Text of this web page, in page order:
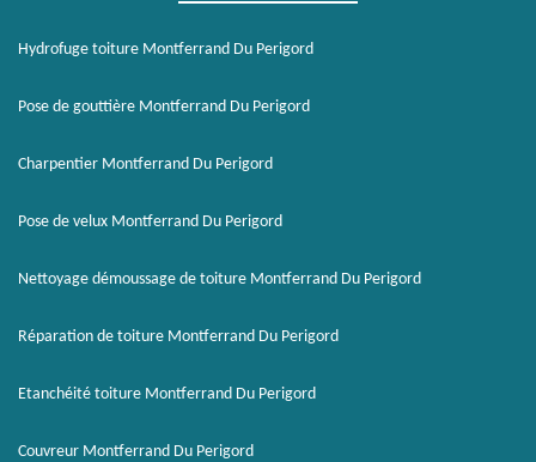
Hydrofuge toiture Montferrand Du Perigord
Pose de gouttière Montferrand Du Perigord
Charpentier Montferrand Du Perigord
Pose de velux Montferrand Du Perigord
Nettoyage démoussage de toiture Montferrand Du Perigord
Réparation de toiture Montferrand Du Perigord
Etanchéité toiture Montferrand Du Perigord
Couvreur Montferrand Du Perigord